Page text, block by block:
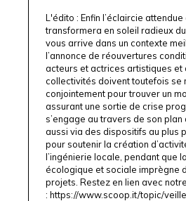
L'édito : Enfin l’éclaircie attendue
transformera en soleil radieux
vous arrive dans un contexte
l’annonce de réouvertures
acteurs et actrices artistiques et
collectivités doivent toutefois se
conjointement pour trouver un
assurant une sortie de crise
s’engage au travers de son
aussi via des dispositifs au plus
pour soutenir la création
l’ingénierie locale, pendant que
écologique et sociale imprègne
projets. Restez en lien avec
: https://www.scoop.it/topic/